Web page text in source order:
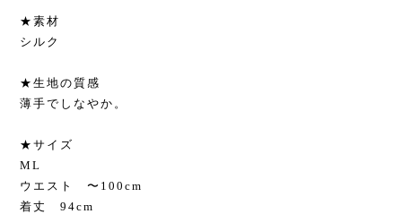
★素材
シルク
★生地の質感
薄手でしなやか。
★サイズ
ML
ウエスト 〜100cm
着丈 94cm